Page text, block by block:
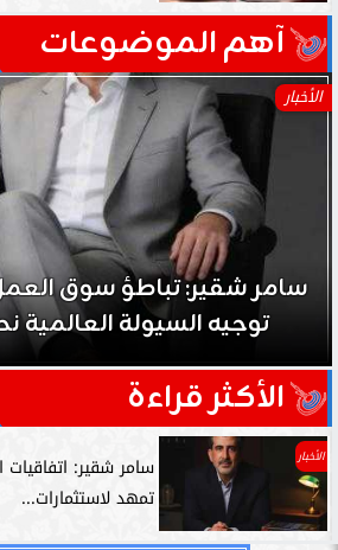
آهم الموضوعات
الأخبار
سامر شقير: نمو صناديق
حي على نجاح رؤية 2030...
الأكثر قراءة
الأخبار
تمهد لاستثمارات...